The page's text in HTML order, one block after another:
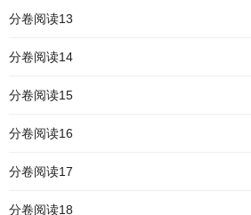
分卷阅读13
分卷阅读14
分卷阅读15
分卷阅读16
分卷阅读17
分卷阅读18